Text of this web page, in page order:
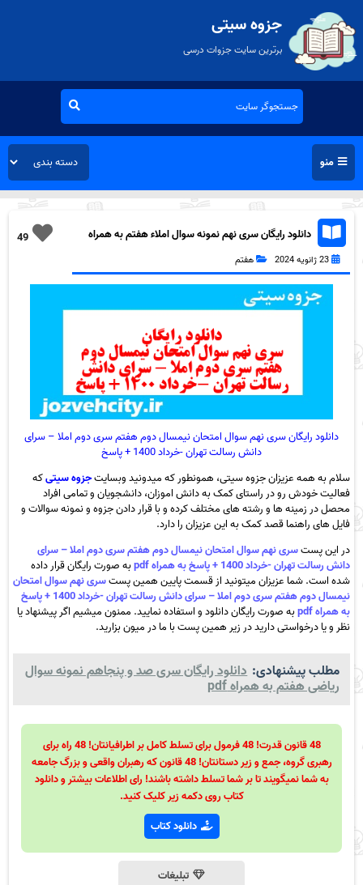
جزوه سیتی
برترین سایت جزوات درسی
منو
49
دانلود رایگان سری نهم نمونه سوال املاء هفتم به همراه
23 ژانویه 2024 هفتم
دانلود رایگان سری نهم سوال امتحان نیمسال دوم هفتم سری دوم املا – سرای
دانش رسالت تهران -خرداد 1400 + پاسخ
سلام به همه عزیزان جزوه سیتی، همونطور که میدونید وبسایتجزوه سیتیکه
فعالیت خودش رو در راستای کمک به دانش اموزان، دانشجویان و تمامی افراد
محصل در زمینه ها و رشته های مختلف کرده و با قرار دادن جزوه و نمونه سوالات و
فایل های راهنما قصد کمک به این عزیزان را دارد.
در این پستسری نهم سوال امتحان نیمسال دوم هفتم سری دوم املا – سرای
دانش رسالت تهران -خرداد 1400 + پاسخ به همراه pdf
به صورت رایگان قرار داده
شده است. شما عزیزان میتونید از قسمت پایین همین پستسری نهم سوال امتحان
نیمسال دوم هفتم سری دوم املا – سرای دانش رسالت تهران -خرداد 1400 + پاسخ
به همراه pdf
به صورت رایگان دانلود و استفاده نمایید. ممنون میشیم اگر پیشنهاد یا
نظر و یا درخواستی دارید در زیر همین پست با ما در میون بزارید.
مطلب پیشنهادی: دانلود رایگان سری صد و پنجاهم نمونه سوال
ریاضی هفتم به همراه pdf
48 قانون قدرت! 48 فرمول برای تسلط کامل بر اطرافیانتان! 48 راه برای
رهبری گروه، جمع و زیر دستانتان! 48 قانون که رهبران واقعی و بزرگ جامعه
به شما نمیگویند تا بر شما تسلط داشته باشند! رای اطلاعات بیشتر و دانلود
کتاب روی دکمه زیر کلیک کنید.
دانلود کتاب
تبلیغات